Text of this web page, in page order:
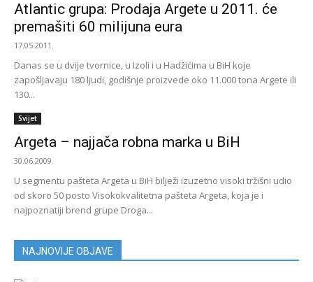
Atlantic grupa: Prodaja Argete u 2011. će
premašiti 60 milijuna eura
17.05.2011.
Danas se u dvije tvornice, u Izoli i u Hadžićima u BiH koje
zapošljavaju 180 ljudi, godišnje proizvede oko 11.000 tona Argete ili
130...
Svijet
Argeta – najjača robna marka u BiH
30.06.2009.
U segmentu pašteta Argeta u BiH bilježi izuzetno visoki tržišni udio
od skoro 50 posto Visokokvalitetna pašteta Argeta, koja je i
najpoznatiji brend grupe Droga...
NAJNOVIJE OBJAVE